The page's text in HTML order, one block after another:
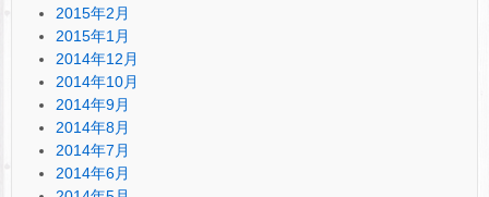
2015年2月
2015年1月
2014年12月
2014年10月
2014年9月
2014年8月
2014年7月
2014年6月